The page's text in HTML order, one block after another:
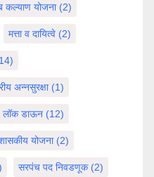
कल्याण योजना(2)
मत्ता व दायित्वे (2)
अन्नसुरक्षा(1)
लॉक डाऊन (12)
योजना(2)
सरपंच पद निवडणूक(2)